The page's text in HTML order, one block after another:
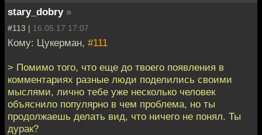
stary_dobry »
#113 | 16.05.17 17:07
Кому: Цукерман, #111
> Помимо того, что еще до твоего появления в
комментариях разные люди поделились своими
мыслями, лично тебе уже несколько человек
объяснило популярно в чем проблема, но ты
продолжаешь делать вид, что ничего не понял. Ты
дурак?